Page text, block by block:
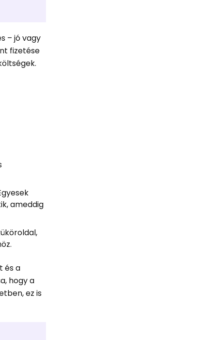
– jó vagy
fizetése
ameddig
és a
hogy a
ez is